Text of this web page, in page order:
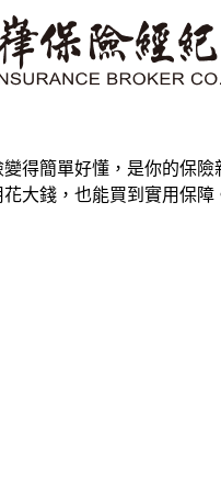
變得簡單好懂，是你的保險
大錢，也能買到實用保障